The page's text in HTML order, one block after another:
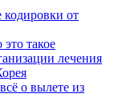
кодировки от
такое
лечения
о вылете из